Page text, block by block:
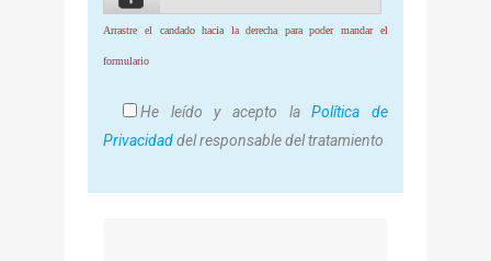
Arrastre el candado hacia la derecha para poder mandar el
formulario
He leído y acepto laPolítica de
Privacidaddel responsable del tratamiento